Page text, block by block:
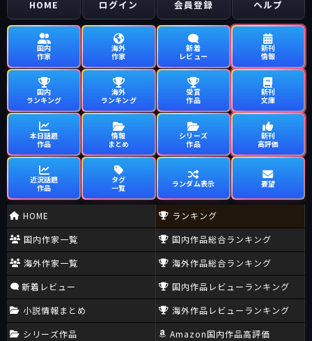
HOME ログイン 会員登録 ヘルプ
国内
作家
海外
作家
新着
レビュー
新刊
情報
国内
ランキング
海外
ランキング
受賞
作品
新刊
文庫
本日話題
作品
情報
まとめ
シリーズ
作品
新刊
高評価
近況話題
作品
タグ
一覧
ランダム表示 要望
HOME
国内作家一覧
海外作家一覧
新着レビュー
小説情報まとめ
シリーズ作品
ランキング
国内作品総合ランキング
海外作品総合ランキング
国内作品レビューランキング
海外作品レビューランキング
Amazon国内作品高評価